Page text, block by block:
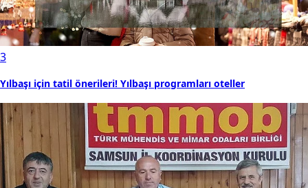
3
Yılbaşı için tatil önerileri! Yılbaşı programları oteller